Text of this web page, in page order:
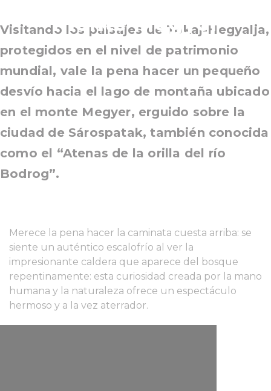
monte Megyer
Visitando los paisajes de Tokaj-Hegyalja,
protegidos en el nivel de patrimonio
mundial, vale la pena hacer un pequeño
desvío hacia el lago de montaña ubicado
en el monte Megyer, erguido sobre la
ciudad de Sárospatak, también conocida
como el “Atenas de la orilla del río
Bodrog”.
Merece la pena hacer la caminata cuesta arriba: se
siente un auténtico escalofrío al ver la
impresionante caldera que aparece del bosque
repentinamente: esta curiosidad creada por la mano
humana y la naturaleza ofrece un espectáculo
hermoso y a la vez aterrador.